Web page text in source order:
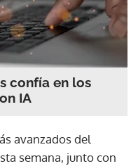
confía en los
IA
avanzados del
semana, junto con